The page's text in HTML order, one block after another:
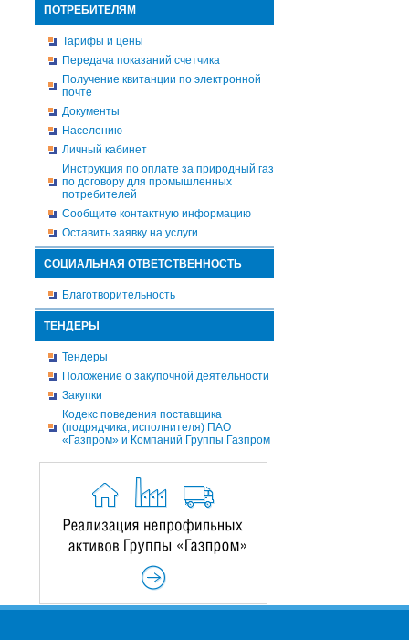
ПОТРЕБИТЕЛЯМ
Тарифы и цены
Передача показаний счетчика
Получение квитанции по электронной
почте
Документы
Населению
Личный кабинет
Инструкция по оплате за природный газ
по договору для промышленных
потребителей
Сообщите контактную информацию
Оставить заявку на услуги
СОЦИАЛЬНАЯ ОТВЕТСТВЕННОСТЬ
Благотворительность
ТЕНДЕРЫ
Тендеры
Положение о закупочной деятельности
Закупки
Кодекс поведения поставщика
(подрядчика, исполнителя) ПАО
«Газпром» и Компаний Группы Газпром